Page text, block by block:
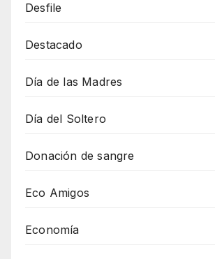
Desfile
Destacado
Día de las Madres
Día del Soltero
Donación de sangre
Eco Amigos
Economía